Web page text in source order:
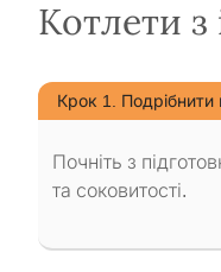
Котлети
Крок 1. Подрібнити
Почніть з
та соковитості.